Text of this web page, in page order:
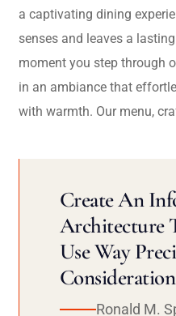
a captivating dining
senses and leaves a
moment you step through
in an ambiance that
with warmth. Our menu,
Create An
Architecture
Use Way
Ronald M.